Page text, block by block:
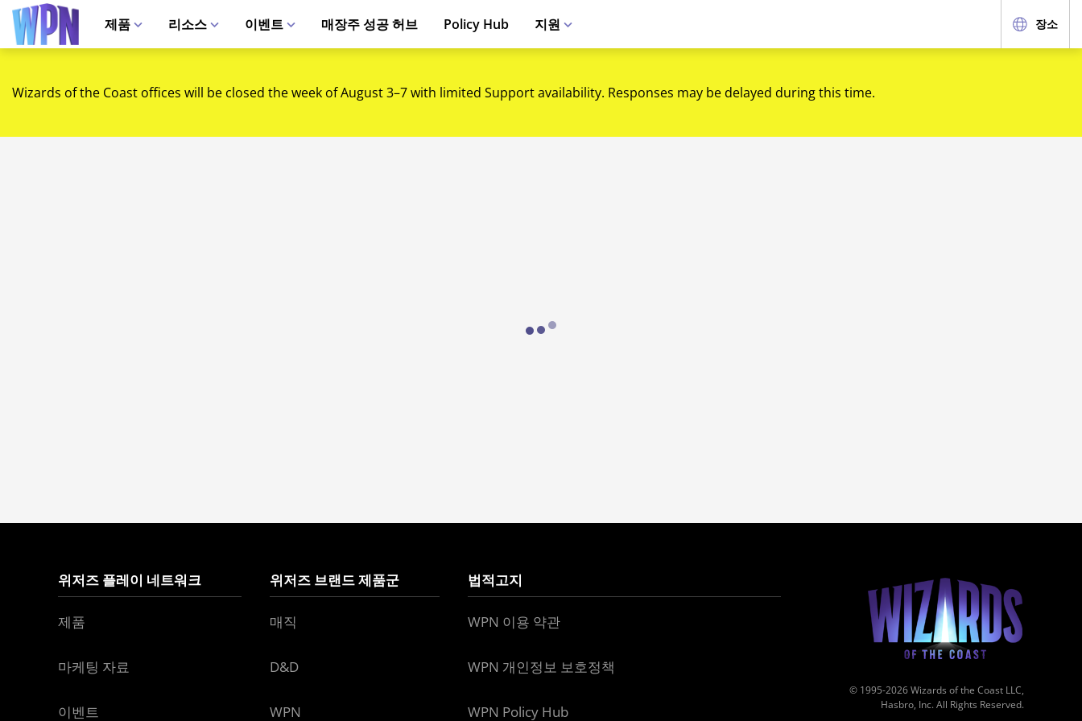
제품 리소스 이벤트 매장주 성공 허브 Policy Hub 지원 장소
Wizards of the Coast offices will be closed the week of August 3–7 with limited Support availability. Responses may be delayed during this time.
Loading...
위저즈 플레이 네트워크
제품
마케팅 자료
이벤트
위저즈 브랜드 제품군
매직
D&D
WPN
법적고지
WPN 이용 약관
WPN 개인정보 보호정책
WPN Policy Hub
© 1995-2026 Wizards of the Coast LLC,
Hasbro, Inc. All Rights Reserved.